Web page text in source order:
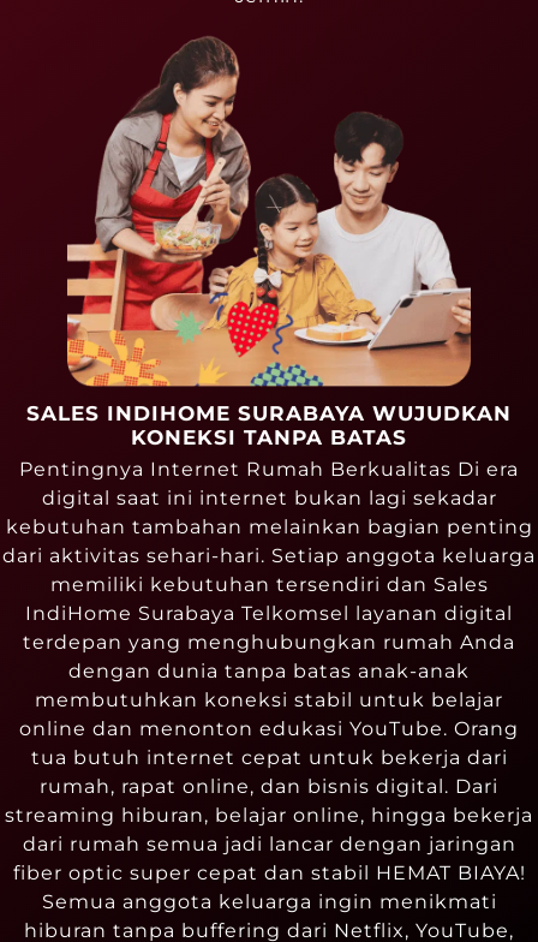
SALES INDIHOME SURABAYA WUJUDKAN
KONEKSI TANPA BATAS
Pentingnya Internet Rumah Berkualitas Di era
digital saat ini internet bukan lagi sekadar
kebutuhan tambahan melainkan bagian penting
dari aktivitas sehari-hari. Setiap anggota keluarga
memiliki kebutuhan tersendiri dan Sales
IndiHome Surabaya Telkomsel layanan digital
terdepan yang menghubungkan rumah Anda
dengan dunia tanpa batas anak-anak
membutuhkan koneksi stabil untuk belajar
online dan menonton edukasi YouTube. Orang
tua butuh internet cepat untuk bekerja dari
rumah, rapat online, dan bisnis digital. Dari
streaming hiburan, belajar online, hingga bekerja
dari rumah semua jadi lancar dengan jaringan
fiber optic super cepat dan stabil HEMAT BIAYA!
Semua anggota keluarga ingin menikmati
hiburan tanpa buffering dari Netflix, YouTube,